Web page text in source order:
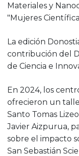
Materiales y
"Mujeres
La edición
contribución del
de Ciencia e
En 2024, los
ofrecieron un
Santo Tomas
Javier Aizpurua,
sobre el impacto
San Sebastián